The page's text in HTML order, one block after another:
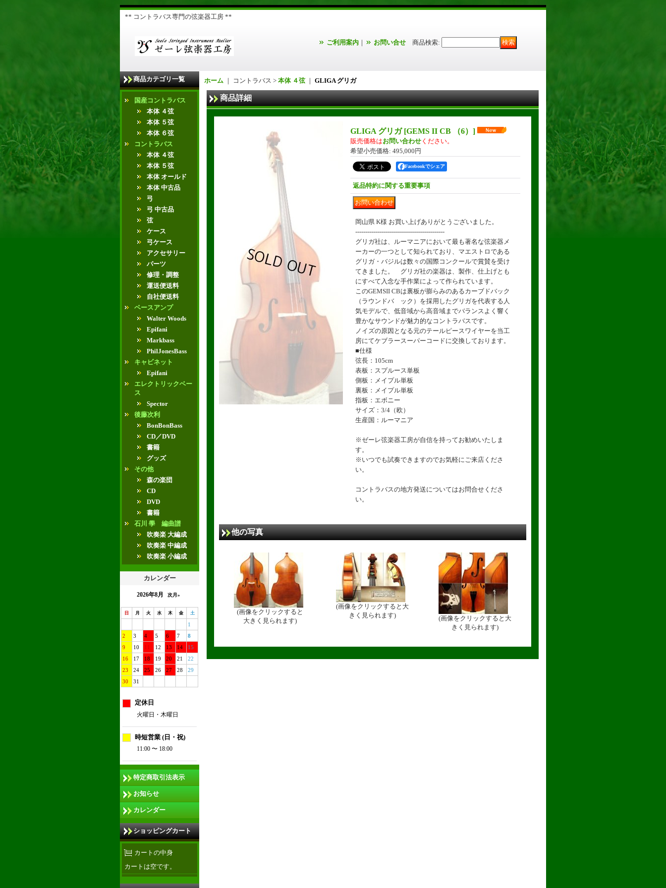
** コントラバス専門の弦楽器工房 **
ご利用案内 ｜ お問い合せ 商品検索:
商品カテゴリ一覧
国産コントラバス
本体 ４弦
本体 ５弦
本体 ６弦
コントラバス
本体 ４弦
本体 ５弦
本体 オールド
本体 中古品
弓
弓 中古品
弦
ケース
弓ケース
アクセサリー
パーツ
修理・調整
運送便送料
自社便送料
ベースアンプ
Walter Woods
Epifani
Markbass
PhilJonesBass
キャビネット
Epifani
エレクトリックベー
ス
Spector
後藤次利
BonBonBass
CD／DVD
書籍
グッズ
その他
森の楽団
CD
DVD
書籍
石川 學 編曲譜
吹奏楽 大編成
吹奏楽 中編成
吹奏楽 小編成
カレンダー
2026年8月 次月»
日 月 火 水 木 金 土
1
2
3 4 5 6 7
8
9
10 11 12 13 14
15
16
17 18 19 20 21
22
23
24 25 26 27 28
29
30
31
定休日
火曜日・木曜日
時短営業 (日・祝)
11:00 〜 18:00
特定商取引法表示
お知らせ
カレンダー
ショッピングカート
カートの中身
カートは空です。
ホーム ｜ コントラバス > 本体 ４弦｜ GLIGA グリガ
商品詳細
GLIGA グリガ [GEMS II CB （6） ]
販売価格はお問い合わせ ください。
希望小売価格: 495,000円
Facebookでシェア
返品特約に関する重要事項
岡山県 K様 お買い上げありがとうございました。
---------------------------------------------
グリガ社は、ルーマニアにおいて最も著名な弦楽器メ
ーカーの一つとして知られており、マエストロである
グリガ・バジルは数々の国際コンクールで賞賛を受け
てきました。 グリガ社の楽器は、製作、仕上げとも
にすべて入念な手作業によって作られています。
このGEMSII CBは裏板が膨らみのあるカーブドバック
（ラウンドバ ック）を採用したグリガを代表する人
気モデルで、低音域から高音域までバランスよく響く
豊かなサウンドが魅力的なコントラバスです。
ノイズの原因となる元のテールピースワイヤーを当工
房にてケブラースーパーコードに交換しております。
■仕様
弦長：105cm
表板：スプルース単板
側板：メイプル単板
裏板：メイプル単板
指板：エボニー
サイズ：3/4（欧）
生産国：ルーマニア
※ゼーレ弦楽器工房が自信を持ってお勧めいたしま
す。
※いつでも試奏できますのでお気軽にご来店くださ
い。
コントラバスの地方発送についてはお問合せくださ
い。
他の写真
(画像をクリックすると
大きく見られます)
(画像をクリックすると大
きく見られます)
(画像をクリックすると大
きく見られます)